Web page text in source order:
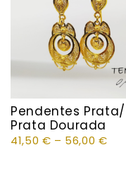
Pendentes Prata/
Prata Dourada
41,50 € – 56,00 €